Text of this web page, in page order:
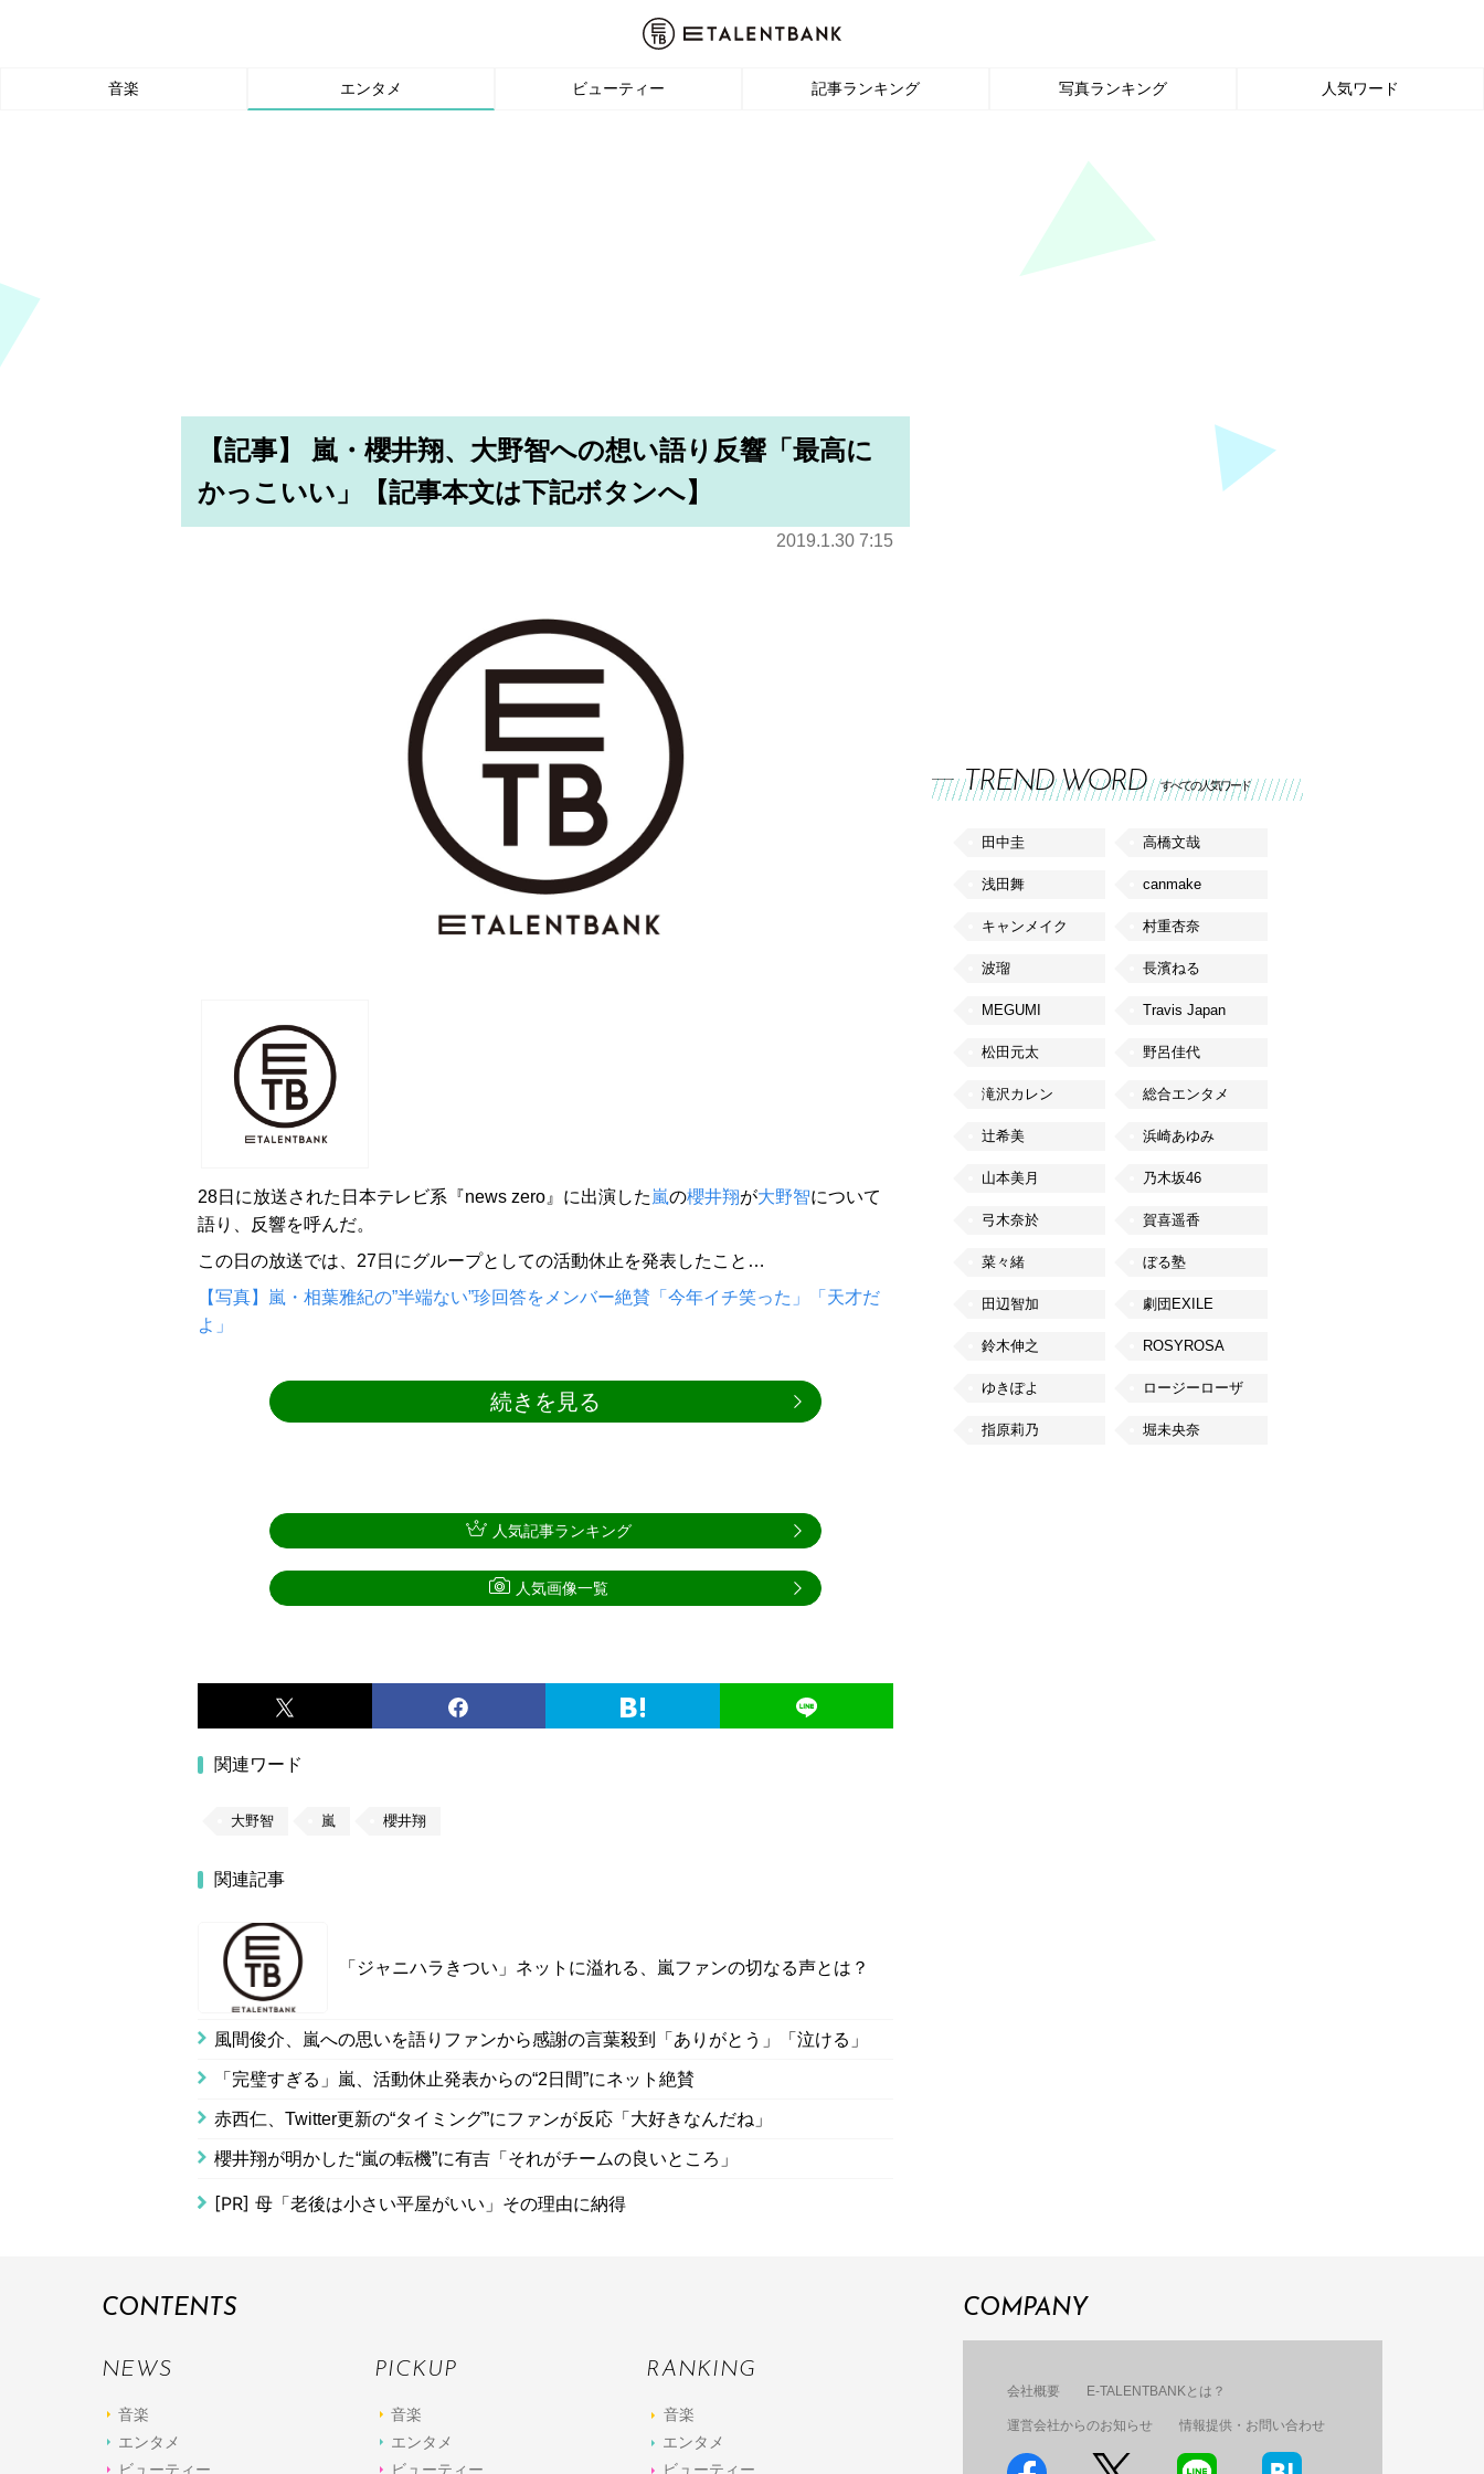
音楽 エンタメ ビューティー 記事ランキング 写真ランキング 人気ワード
【記事】 嵐・櫻井翔、大野智への想い語り反響「最高に
かっこいい」【記事本文は下記ボタンへ】
2019.1.30 7:15
28日に放送された日本テレビ系『news zero』に出演した 嵐の櫻井翔が大野智について
語り、反響を呼んだ。
この日の放送では、27日にグループとしての活動休止を発表したこと…
【写真】嵐・相葉雅紀の”半端ない”珍回答をメンバー絶賛「今年イチ笑った」「天才だ
よ」
続きを見る
関連ワード
大野智 嵐 櫻井翔
関連記事
「ジャニハラきつい」ネットに溢れる、嵐ファンの切なる声とは？
風間俊介、嵐への思いを語りファンから感謝の言葉殺到「ありがとう」「泣ける」
「完璧すぎる」嵐、活動休止発表からの“2日間”にネット絶賛
赤西仁、Twitter更新の“タイミング”にファンが反応「大好きなんだね」
櫻井翔が明かした“嵐の転機”に有吉「それがチームの良いところ」
[PR] 母「老後は小さい平屋がいい」その理由に納得
人気記事ランキング
人気画像一覧
TREND WORD すべての人気ワード
田中圭 高橋文哉
浅田舞 canmake
キャンメイク 村重杏奈
波瑠 長濱ねる
MEGUMI Travis Japan
松田元太 野呂佳代
滝沢カレン 総合エンタメ
辻希美 浜崎あゆみ
山本美月 乃木坂46
弓木奈於 賀喜遥香
菜々緒 ぼる塾
田辺智加 劇団EXILE
鈴木伸之 ROSYROSA
ゆきぽよ ロージーローザ
指原莉乃 堀未央奈
CONTENTS
NEWS
音楽
エンタメ
ビューティー
PICKUP
音楽
エンタメ
ビューティー
RANKING
音楽
エンタメ
ビューティー
COMPANY
会社概要 E-TALENTBANKとは？
運営会社からのお知らせ 情報提供・お問い合わせ